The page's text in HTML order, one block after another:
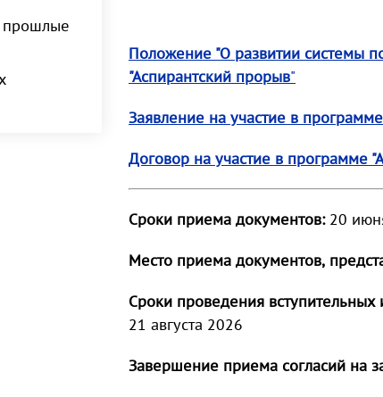
прошлые
Положение "О развитии системы
"Аспирантский прорыв"
Заявление на участие в
Договор на участие в программе
Сроки приема документов:20
Место приема документов,
Сроки проведения вступительных
21 августа 2026
Завершение приема согласий на